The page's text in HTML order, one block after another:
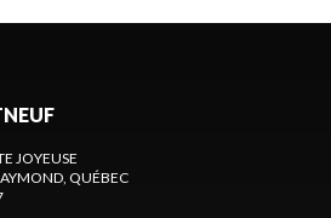
JOYEUSE
, QUÉBEC